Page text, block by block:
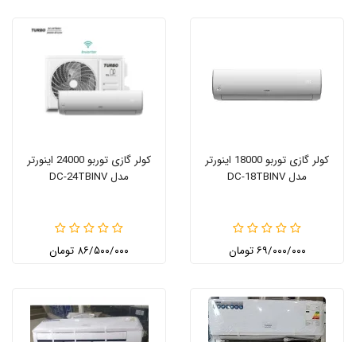
کولر گازی توربو 18000 اینورتر
مدل DC-18TBINV
۶۹/۰۰۰/۰۰۰ تومان
کولر گازی توربو 24000 اینورتر
مدل DC-24TBINV
۸۶/۵۰۰/۰۰۰ تومان